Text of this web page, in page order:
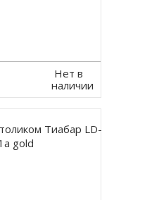
Нет в
наличии